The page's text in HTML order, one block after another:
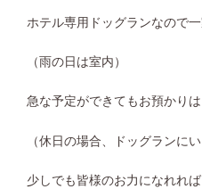
ホテル専用ドッグランなので
（雨の日は室内）
急な予定ができてもお預かり
（休日の場合、ドッグランに
少しでも皆様のお力になれれば